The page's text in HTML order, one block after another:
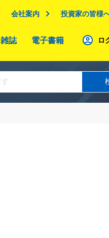
会社案内 投資家の皆様
雑誌 電子書籍 ロ